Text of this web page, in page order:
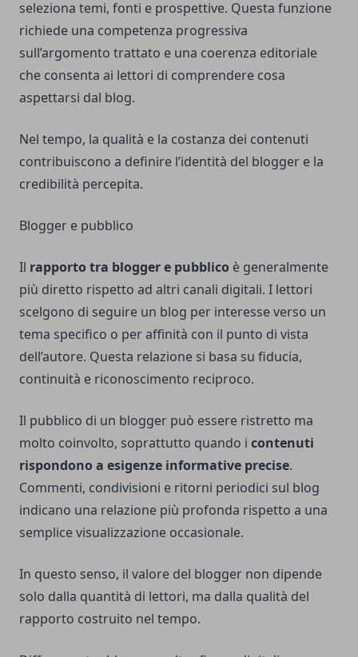
seleziona temi, fonti e prospettive. Questa funzione
richiede una competenza progressiva
sull’argomento trattato e una coerenza editoriale
che consenta ai lettori di comprendere cosa
aspettarsi dal blog.
Nel tempo, la qualità e la costanza dei contenuti
contribuiscono a definire l’identità del blogger e la
credibilità percepita.
Blogger e pubblico
Il rapporto tra blogger e pubblico è generalmente
più diretto rispetto ad altri canali digitali. I lettori
scelgono di seguire un blog per interesse verso un
tema specifico o per affinità con il punto di vista
dell’autore. Questa relazione si basa su fiducia,
continuità e riconoscimento reciproco.
Il pubblico di un blogger può essere ristretto ma
molto coinvolto, soprattutto quando i contenuti
rispondono a esigenze informative precise.
Commenti, condivisioni e ritorni periodici sul blog
indicano una relazione più profonda rispetto a una
semplice visualizzazione occasionale.
In questo senso, il valore del blogger non dipende
solo dalla quantità di lettori, ma dalla qualità del
rapporto costruito nel tempo.